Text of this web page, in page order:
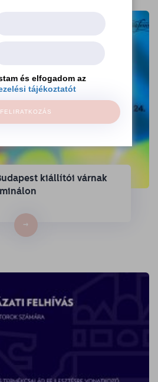
kiállítói várnak
→
és elfogadom az
tájékoztatót
FELIRATKOZÁS